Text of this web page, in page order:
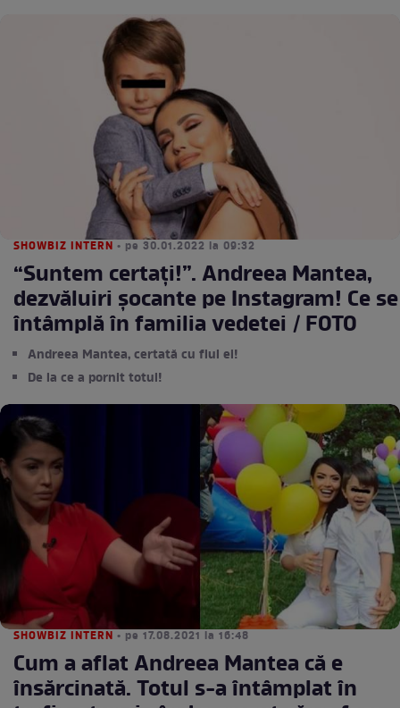
SHOWBIZ INTERN • pe 30.01.2022 la 09:32
“Suntem certați!”. Andreea Mantea,
dezvăluiri șocante pe Instagram! Ce se
întâmplă în familia vedetei / FOTO
Andreea Mantea, certată cu fiul ei!
De la ce a pornit totul!
SHOWBIZ INTERN • pe 17.08.2021 la 16:48
Cum a aflat Andreea Mantea că e
însărcinată. Totul s-a întâmplat în